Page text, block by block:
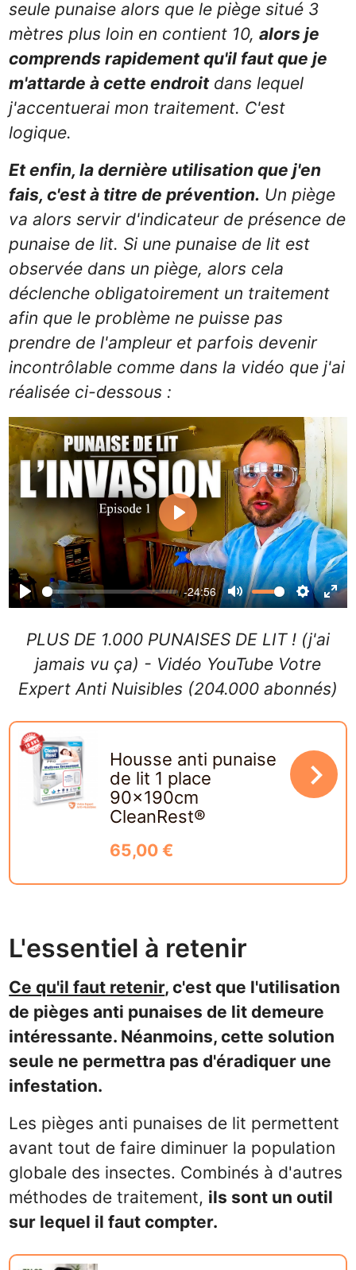
seule punaise alors que le piège situé 3
mètres plus loin en contient 10,alors je
comprends rapidement qu'il faut que je
m'attarde à cette endroitdans lequel
j'accentuerai mon traitement. C'est
logique.
Et enfin, la dernière utilisation que j'en
fais, c'est à titre de prévention. Un piège
va alors servir d'indicateur de présence de
punaise de lit. Si une punaise de lit est
observée dans un piège, alors cela
déclenche obligatoirement un traitement
afin que le problème ne puisse pas
prendre de l'ampleur et parfois devenir
incontrôlable comme dans la vidéo que j'ai
réalisée ci-dessous :
Play
-24:56
Mute
Play
PLUS DE 1.000 PUNAISES DE LIT ! (j'ai
jamais vu ça) - Vidéo YouTube Votre
Expert Anti Nuisibles (204.000 abonnés)
Housse anti punaise
de lit 1 place
90x190cm
CleanRest®
65,00 €
navigate_next
L'essentiel à retenir
Ce qu'il faut retenir, c'est que l'utilisation
de pièges anti punaises de lit demeure
intéressante. Néanmoins, cette solution
seule ne permettra pas d'éradiquer une
infestation.
Les pièges anti punaises de lit permettent
avant tout de faire diminuer la population
globale des insectes. Combinés à d'autres
méthodes de traitement, ils sont un outil
sur lequel il faut compter.